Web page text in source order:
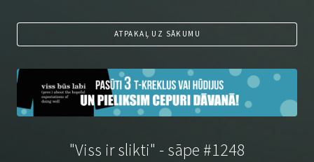
ATPAKAĻ UZ SĀKUMU
"Viss ir slikti" - sāpe #1248